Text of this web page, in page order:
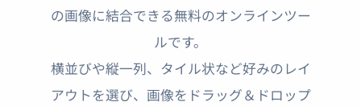
の画像に結合できる無料のオンラインツー
ルです。
横並びや縦一列、タイル状など好みのレイ
アウトを選び、画像をドラッグ＆ドロップ